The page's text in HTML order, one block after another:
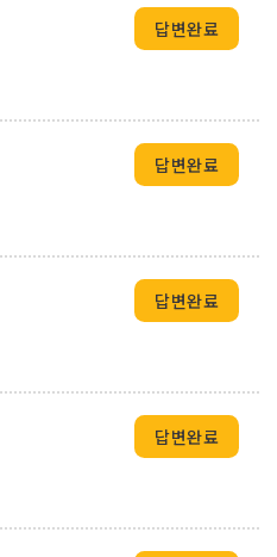
답변완료
답변완료
답변완료
답변완료